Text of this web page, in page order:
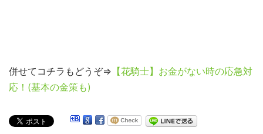
併せてコチラもどうぞ⇒ 【花騎士】お金がない時の応急対
応！(基本の金策も)